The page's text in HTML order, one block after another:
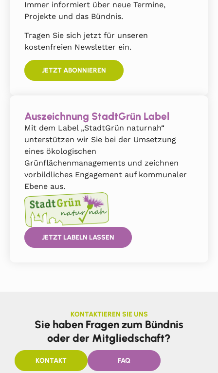
Immer informiert über neue Termine,
Projekte und das Bündnis.
Tragen Sie sich jetzt für unseren
kostenfreien Newsletter ein.
JETZT ABONNIEREN
Auszeichnung StadtGrün Label
Mit dem Label „StadtGrün naturnah“
unterstützen wir Sie bei der Umsetzung
eines ökologischen
Grünflächenmanagements und zeichnen
vorbildliches Engagement auf kommunaler
Ebene aus.
JETZT LABELN LASSEN
KONTAKTIEREN SIE UNS
Sie haben Fragen zum Bündnis
oder der Mitgliedschaft?
KONTAKT FAQ